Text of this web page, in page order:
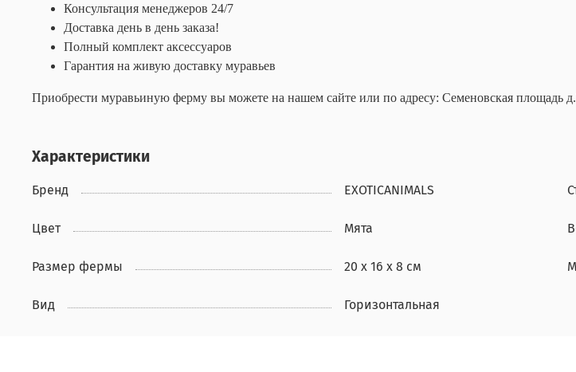
Консультация менеджеров 24/7
Доставка день в день заказа!
Полный комплект аксессуаров
Гарантия на живую доставку муравьев
Приобрести муравьиную ферму вы можете на нашем сайте или по адресу: Семеновская площадь
Характеристики
Бренд EXOTICANIMALS
Цвет Мята
Размер фермы 20 х 16 х 8 см
Вид Горизонтальная